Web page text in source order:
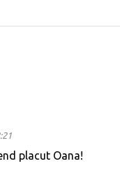
placut Oana!